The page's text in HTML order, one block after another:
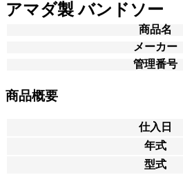
アマダ製 バンドソー
商品名
メーカー
管理番号
商品概要
仕入日
年式
型式